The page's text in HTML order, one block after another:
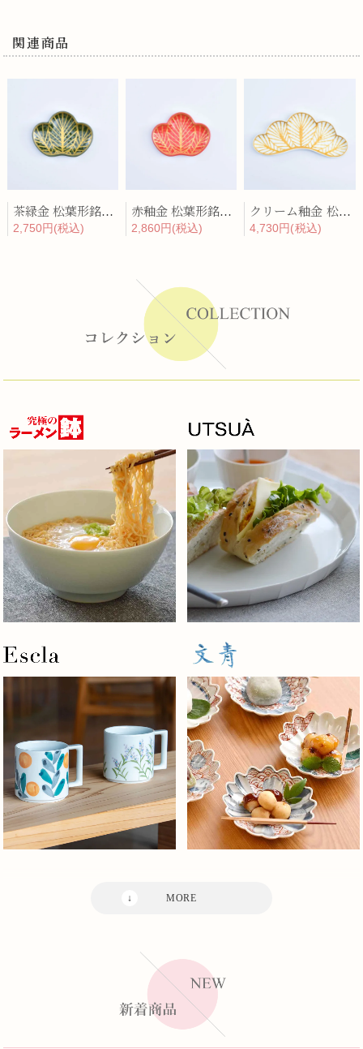
関連商品
茶緑金 松葉形銘々皿
2,750円(税込)
赤釉金 松葉形銘々皿
2,860円(税込)
クリーム釉金 松葉形前菜皿
4,730円(税込)